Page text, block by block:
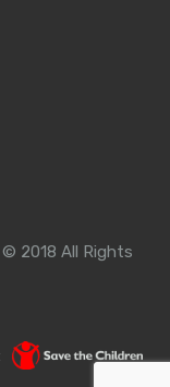
© 2018 All Rights